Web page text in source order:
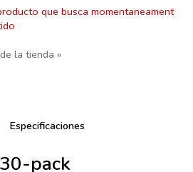
que busca momentaneament
la tienda »
Especificaciones
pack